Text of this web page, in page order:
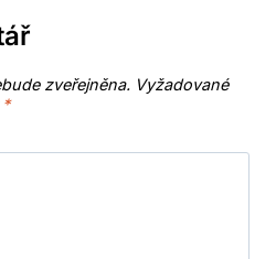
zveřejněna. Vyžadované
*